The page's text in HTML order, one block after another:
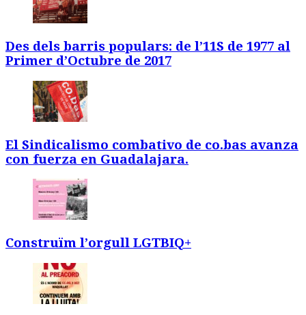
Des dels barris populars: de l’11S de 1977 al
Primer d’Octubre de 2017
El Sindicalismo combativo de co.bas avanza
con fuerza en Guadalajara.
Construïm l’orgull LGTBIQ+